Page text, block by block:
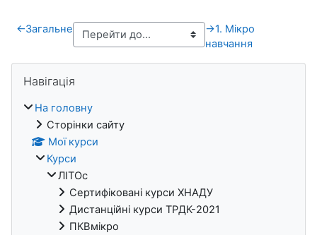
←Загальне →1. Мікро
навчання
Навігація
На головну
Сторінки сайту
Мої курси
Курси
ЛІТОс
Сертифіковані курси ХНАДУ
Дистанційні курси ТРДК-2021
ПКВмікро